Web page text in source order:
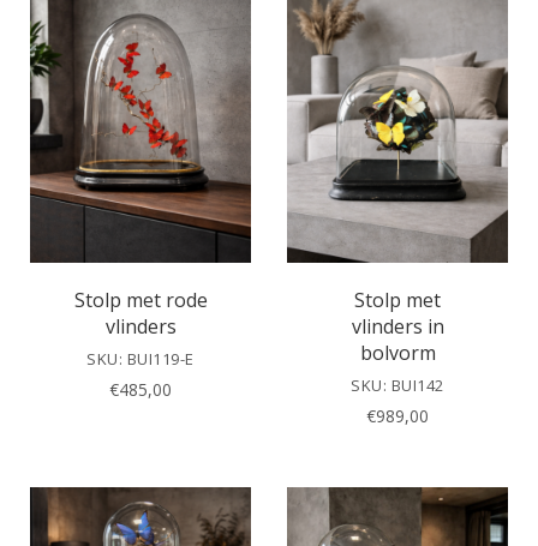
Stolp met rode
vlinders
SKU: BUI119-E
€485,00
Stolp met
vlinders in
bolvorm
SKU: BUI142
€989,00